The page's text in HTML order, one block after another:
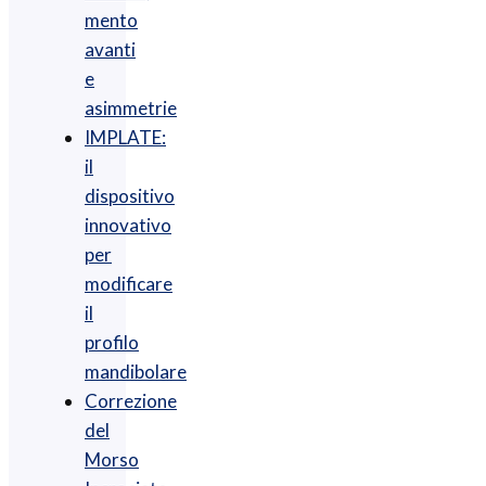
mento
avanti
e
asimmetrie
IMPLATE:
il
dispositivo
innovativo
per
modificare
il
profilo
mandibolare
Correzione
del
Morso